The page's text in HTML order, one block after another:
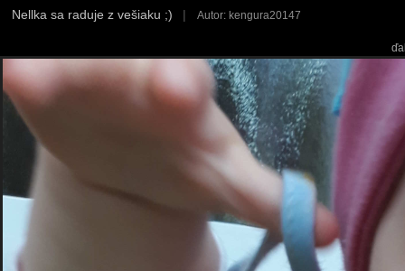
Nellka sa raduje z vešiaku ;) | Autor: kengura20147